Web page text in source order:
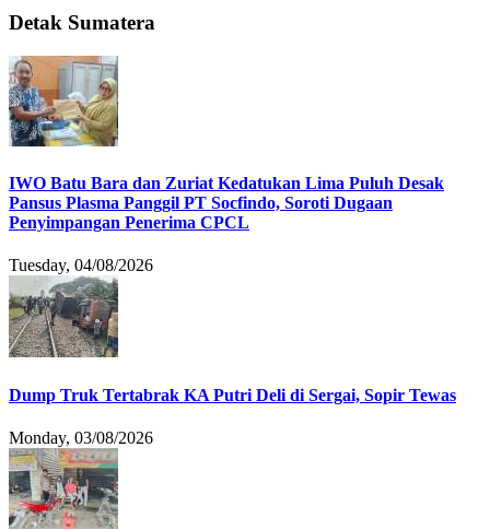
Detak Sumatera
IWO Batu Bara dan Zuriat Kedatukan Lima Puluh Desak
Pansus Plasma Panggil PT Socfindo, Soroti Dugaan
Penyimpangan Penerima CPCL
Tuesday, 04/08/2026
Dump Truk Tertabrak KA Putri Deli di Sergai, Sopir Tewas
Monday, 03/08/2026